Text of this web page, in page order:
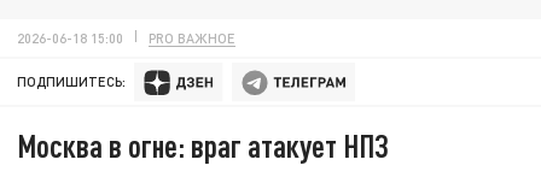
2026-06-18 15:00 PRO ВАЖНОЕ
ПОДПИШИТЕСЬ:
Москва в огне: враг атакует НПЗ